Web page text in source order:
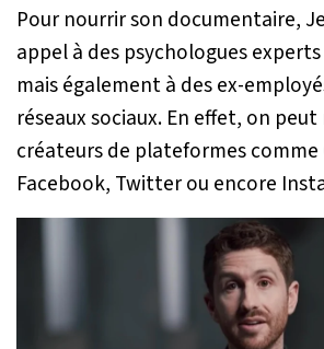
Pour nourrir son documentaire,
appel à des psychologues
mais également à des ex-
réseaux sociaux. En effet, on
créateurs de plateformes comme
Facebook, Twitter ou encore